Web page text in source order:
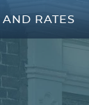
AND RATES